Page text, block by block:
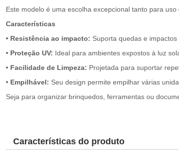
Este modelo é uma escolha excepcional tanto para
Características
• Resistência ao impacto: Suporta quedas e
• Proteção UV: Ideal para ambientes expostos à luz
• Facilidade de Limpeza: Projetada para suportar
• Empilhável: Seu design permite empilhar várias
Seja para organizar brinquedos, ferramentas ou
Características do produto